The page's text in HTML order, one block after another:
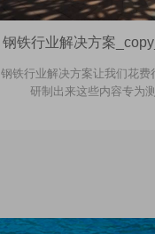
钢铁行业解决方案
钢铁行业解决方案让我们花费
研制出来这些内容专为